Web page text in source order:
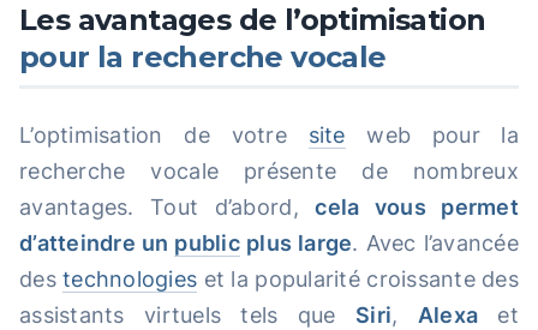
Les avantages de l’optimisation
pour la recherche vocale
L’optimisation de votre site web pour la
recherche vocale présente de nombreux
avantages. Tout d’abord,cela vous permet
d’atteindre un public plus large. Avec l’avancée
destechnologies et la popularité croissante des
assistants virtuels tels que Siri, Alexa et